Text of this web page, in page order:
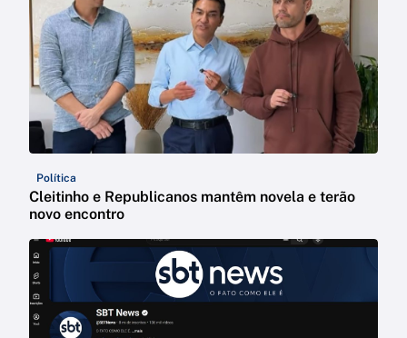
Política
Cleitinho e Republicanos mantêm novela e terão
novo encontro